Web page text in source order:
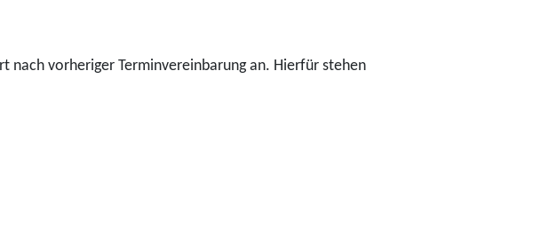
nach vorheriger Terminvereinbarung an. Hierfür stehen